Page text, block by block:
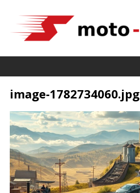
image-1782734060.jpg